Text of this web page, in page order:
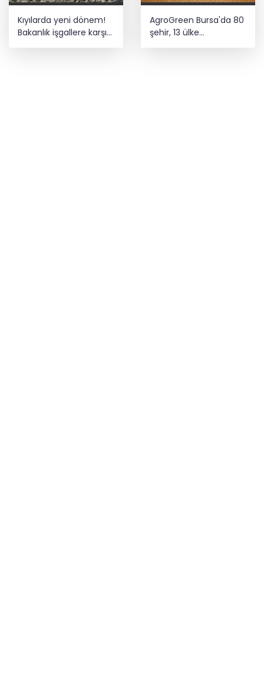
Kıyılarda yeni dönem!
Bakanlık işgallere karşı
AgroGreen Bursa'da 80
şehir, 13 ülke